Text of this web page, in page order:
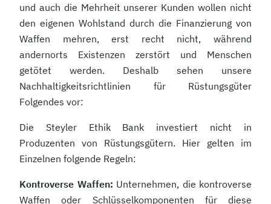
und auch die Mehrheit unserer Kunden wollen nicht
den eigenen Wohlstand durch die Finanzierung von
Waffen mehren, erst recht nicht, während
andernorts Existenzen zerstört und Menschen
getötet werden. Deshalb sehen unsere
Nachhaltigkeitsrichtlinien für Rüstungsgüter
Folgendes vor:
Die Steyler Ethik Bank investiert nicht in
Produzenten von Rüstungsgütern. Hier gelten im
Einzelnen folgende Regeln:
Kontroverse Waffen: Unternehmen, die kontroverse
Waffen oder Schlüsselkomponenten für diese